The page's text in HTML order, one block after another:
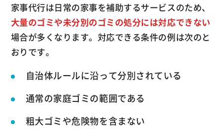
家事代行は日常の家事を補助するサービスのため、
大量のゴミや未分別のゴミの処分には対応できない
場合が多くなります。対応できる条件の例は次のと
おりです。
自治体ルールに沿って分別されている
通常の家庭ゴミの範囲である
粗大ゴミや危険物を含まない